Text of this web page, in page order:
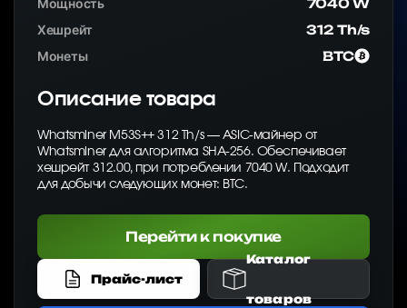
Мощность
7040 W
Хешрейт
312 Th/s
Монеты
BTC
Описание товара
Whatsminer M53S++ 312 Th/s — ASIC-майнер от
Whatsminer для алгоритма SHA-256. Обеспечивает
хешрейт 312.00, при потреблении 7040 W. Подходит
для добычи следующих монет: BTC.
Перейти к покупке
Прайс-лист
Каталог
товаров